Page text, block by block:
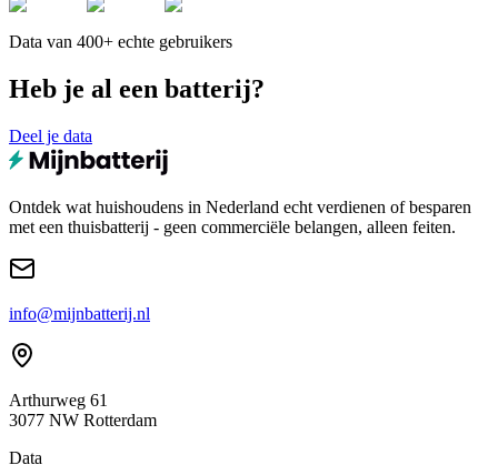
Data van 400+ echte gebruikers
Heb je al een batterij?
Deel je data
Ontdek wat huishoudens in Nederland echt verdienen of besparen
met een thuisbatterij - geen commerciële belangen, alleen feiten.
info@mijnbatterij.nl
Arthurweg 61
3077 NW Rotterdam
Data